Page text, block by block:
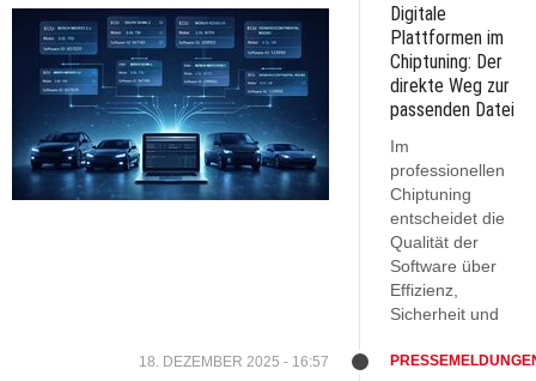
Digitale
Plattformen im
Chiptuning: Der
direkte Weg zur
passenden Datei
Im
professionellen
Chiptuning
entscheidet die
Qualität der
Software über
Effizienz,
Sicherheit und
18. DEZEMBER 2025 - 16:57